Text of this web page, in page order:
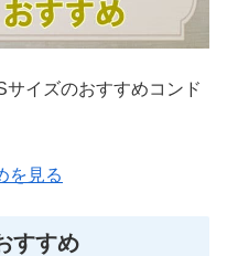
サイズのおすすめコンド
を見る
すすめ